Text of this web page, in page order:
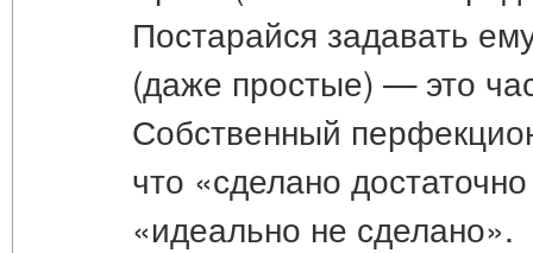
Постарайся задавать
(даже простые) — это
Собственный
что «сделано
«идеально не сделано».